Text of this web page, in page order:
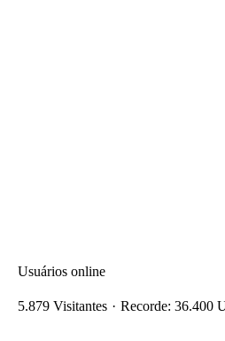
Usuários online
5.879 Visitantes Recorde: 36.400